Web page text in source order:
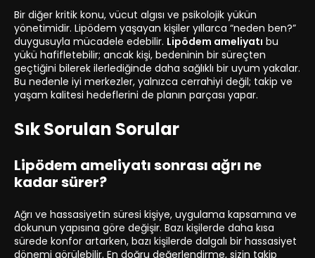
Bir diğer kritik konu, vücut algısı ve psikolojik yükün
yönetimidir. Lipödem yaşayan kişiler yıllarca “neden ben?”
duygusuyla mücadele edebilir. Lipödem ameliyatı bu
yükü hafifletebilir; ancak kişi, bedeninin bir süreçten
geçtiğini bilerek ilerlediğinde daha sağlıklı bir uyum yakalar.
Bu nedenle iyi merkezler, yalnızca cerrahiyi değil; takip ve
yaşam kalitesi hedeflerini de planın parçası yapar.
Sık Sorulan Sorular
Lipödem ameliyatı sonrası ağrı ne
kadar sürer?
Ağrı ve hassasiyetin süresi kişiye, uygulama kapsamına ve
dokunun yapısına göre değişir. Bazı kişilerde daha kısa
sürede konfor artarken, bazı kişilerde dalgalı bir hassasiyet
dönemi görülebilir. En doğru değerlendirme, sizin takip